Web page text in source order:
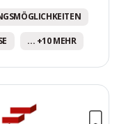
... +10 MEHR